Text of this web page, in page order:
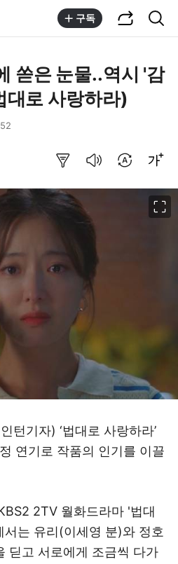
구독
쏟은 눈물..역시 '감
대로 사랑하라)
턴기자) ‘법대로 사랑하라’
연기로 작품의 인기를 이끌
2TV 월화드라마 '법대
는 유리(이세영 분)와 정호
딛고 서로에게 조금씩 다가